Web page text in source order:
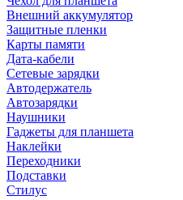
Внешний аккумулятор
Защитные пленки
Карты памяти
Дата-кабели
Сетевые зарядки
Автодержатель
Автозарядки
Наушники
Гаджеты для планшета
Наклейки
Переходники
Подставки
Стилус